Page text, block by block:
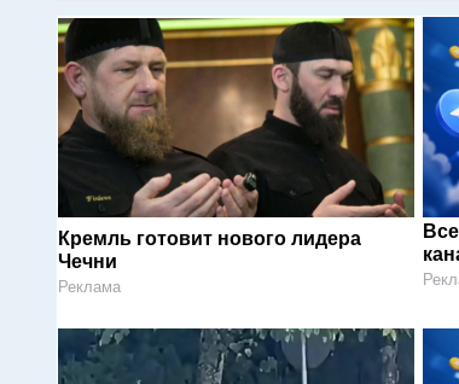
Кремль готовит нового лидера
Чечни
Реклама